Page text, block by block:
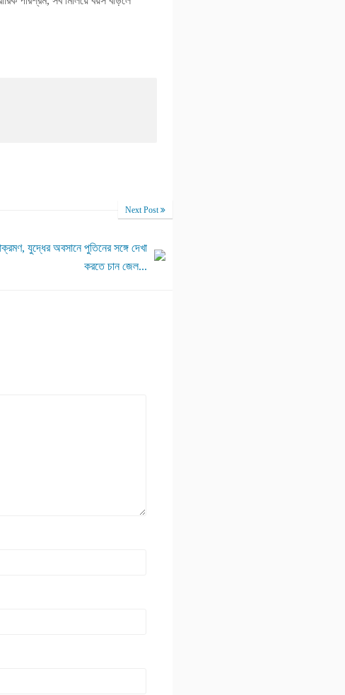
Next Post
যুদ্ধের অবসানে পুতিনের সঙ্গে দেখা
করতে চান জেল...